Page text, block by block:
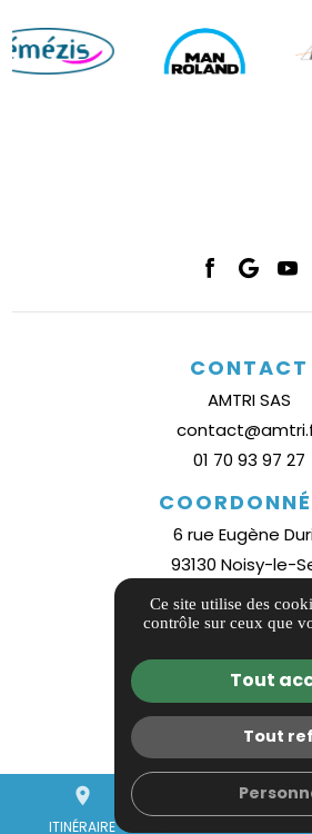
place
ITINÉRAIRE
mail
CONTACT
AMTRI SAS
01 70 93 97 27
6 rue Eugène
93130 Noisy-le-
Plan d'accès
Guide local
Informations
Mentions
Politique de
Gestion des
Ce site utilise des
contrôle sur ceux que
Tout
Tout